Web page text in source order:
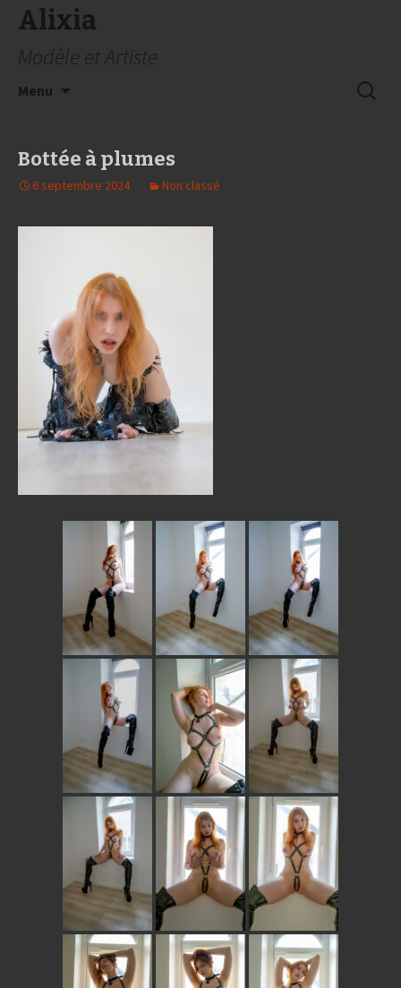
Alixia
Modèle et Artiste
Menu
Bottée à plumes
6 septembre 2024 Non classé